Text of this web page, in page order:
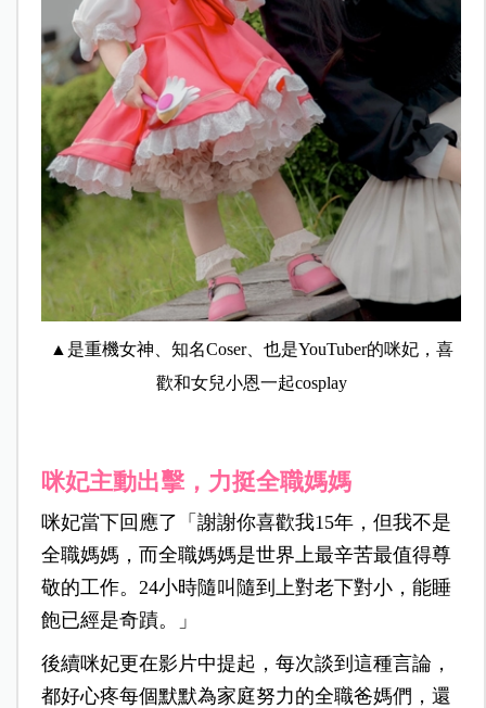
▲是重機女神、知名Coser、也是YouTuber的咪妃，喜
歡和女兒小恩一起cosplay
咪妃主動出擊，力挺全職媽媽
咪妃當下回應了「謝謝你喜歡我15年，但我不是
全職媽媽，而全職媽媽是世界上最辛苦最值得尊
敬的工作。24小時隨叫隨到上對老下對小，能睡
飽已經是奇蹟。」
後續咪妃更在影片中提起，每次談到這種言論，
都好心疼每個默默為家庭努力的全職爸媽們，還